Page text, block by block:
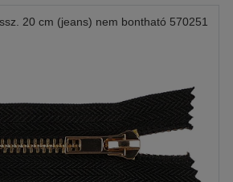
20 cm (jeans) nem bontható 570251